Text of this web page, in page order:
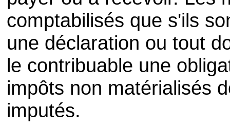
comptabilisés que s'ils
une déclaration ou tout
le contribuable une
impôts non matérialisés
imputés.